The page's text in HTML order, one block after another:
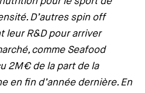
D’autres spin off
leur R&D pour arriver
comme Seafood
2M€ de la part de la
en fin d’année dernière. En